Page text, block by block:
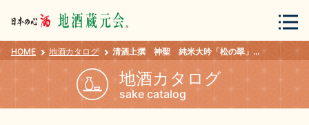
会員登録 ログイン
HOME 地酒カタログ 清酒上撰 神聖 純米大吟「松の翠」Ｍ－４ １．８Ｌ
地酒カタログ
sake catalog